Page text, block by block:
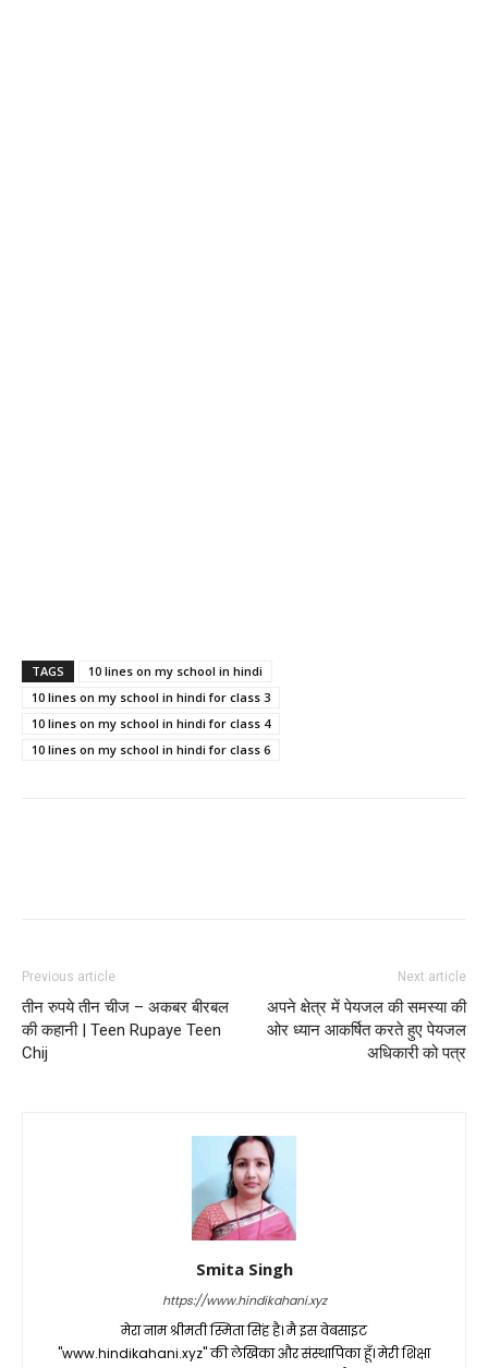
TAGS
10 lines on my school in hindi
10 lines on my school in hindi for class 3
10 lines on my school in hindi for class 4
10 lines on my school in hindi for class 6
Previous article
तीन रुपये तीन चीज – अकबर बीरबल
की कहानी | Teen Rupaye Teen
Chij
Next article
अपने क्षेत्र में पेयजल की समस्या की
ओर ध्यान आकर्षित करते हुए पेयजल
अधिकारी को पत्र
Smita Singh
https://www.hindikahani.xyz
मेरा नाम श्रीमती स्मिता सिंह है। मै इस वेबसाइट
"www.hindikahani.xyz" की लेखिका और संस्थापिका हूँ। मेरी शिक्षा